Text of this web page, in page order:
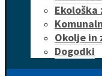
Ekološka
Okolje in
Dogodki